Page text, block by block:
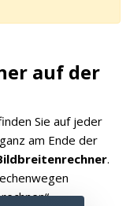
auf der
Sie auf jeder
am Ende der
.